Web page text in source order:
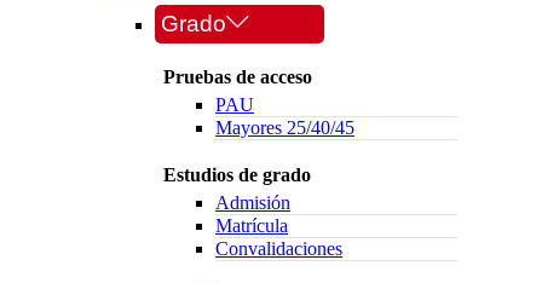
Grado
Pruebas de acceso
PAU
Mayores 25/40/45
Estudios de grado
Admisión
Matrícula
Convalidaciones